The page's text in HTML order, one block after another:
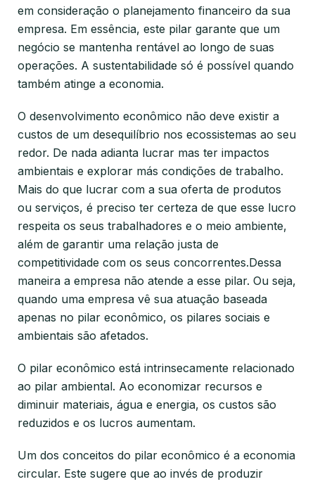
em consideração o planejamento financeiro da sua
empresa. Em essência, este pilar garante que um
negócio se mantenha rentável ao longo de suas
operações. A sustentabilidade só é possível quando
também atinge a economia.
O desenvolvimento econômico não deve existir a
custos de um desequilíbrio nos ecossistemas ao seu
redor. De nada adianta lucrar mas ter impactos
ambientais e explorar más condições de trabalho.
Mais do que lucrar com a sua oferta de produtos
ou serviços, é preciso ter certeza de que esse lucro
respeita os seus trabalhadores e o meio ambiente,
além de garantir uma relação justa de
competitividade com os seus concorrentes.Dessa
maneira a empresa não atende a esse pilar. Ou seja,
quando uma empresa vê sua atuação baseada
apenas no pilar econômico, os pilares sociais e
ambientais são afetados.
O pilar econômico está intrinsecamente relacionado
ao pilar ambiental. Ao economizar recursos e
diminuir materiais, água e energia, os custos são
reduzidos e os lucros aumentam.
Um dos conceitos do pilar econômico é a economia
circular. Este sugere que ao invés de produzir